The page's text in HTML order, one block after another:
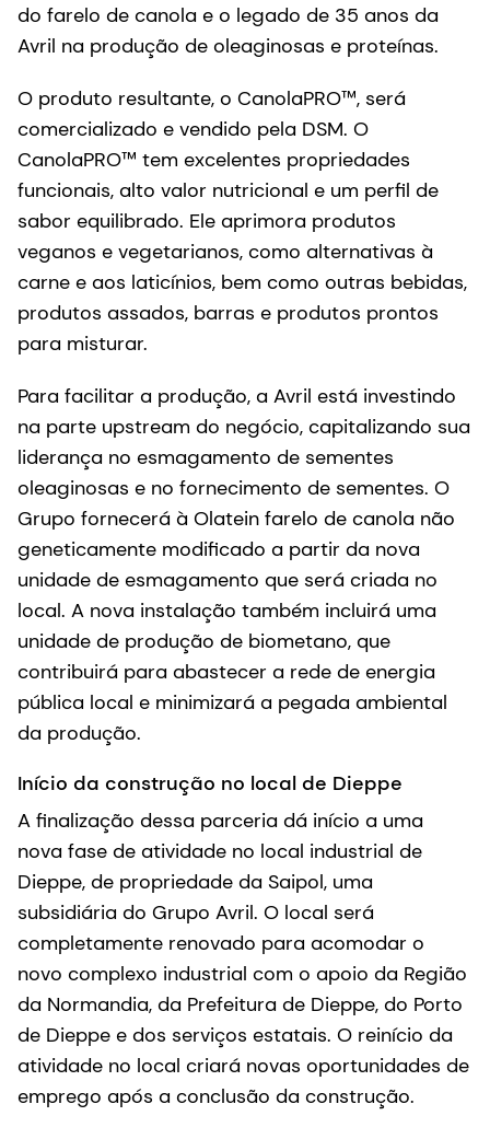
do farelo de canola e o legado de 35 anos da
Avril na produção de oleaginosas e proteínas.
O produto resultante, o CanolaPRO™, será
comercializado e vendido pela DSM. O
CanolaPRO™ tem excelentes propriedades
funcionais, alto valor nutricional e um perfil de
sabor equilibrado. Ele aprimora produtos
veganos e vegetarianos, como alternativas à
carne e aos laticínios, bem como outras bebidas,
produtos assados, barras e produtos prontos
para misturar.
Para facilitar a produção, a Avril está investindo
na parte upstream do negócio, capitalizando sua
liderança no esmagamento de sementes
oleaginosas e no fornecimento de sementes. O
Grupo fornecerá à Olatein farelo de canola não
geneticamente modificado a partir da nova
unidade de esmagamento que será criada no
local. A nova instalação também incluirá uma
unidade de produção de biometano, que
contribuirá para abastecer a rede de energia
pública local e minimizará a pegada ambiental
da produção.
Início da construção no local de Dieppe
A finalização dessa parceria dá início a uma
nova fase de atividade no local industrial de
Dieppe, de propriedade da Saipol, uma
subsidiária do Grupo Avril. O local será
completamente renovado para acomodar o
novo complexo industrial com o apoio da Região
da Normandia, da Prefeitura de Dieppe, do Porto
de Dieppe e dos serviços estatais. O reinício da
atividade no local criará novas oportunidades de
emprego após a conclusão da construção.